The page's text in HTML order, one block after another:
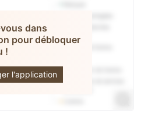
dans
pour débloquer
!
l'application
Profx